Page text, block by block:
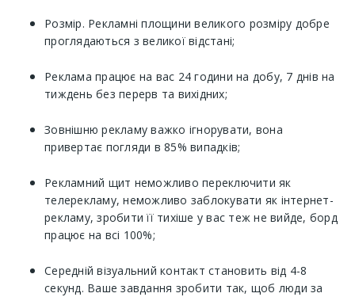
Розмір. Рекламні площини великого розміру добре
проглядаються з великої відстані;
Реклама працює на вас 24 години на добу, 7 днів на
тиждень без перерв та вихідних;
Зовнішню рекламу важко ігнорувати, вона
привертає погляди в 85% випадків;
Рекламний щит неможливо переключити як
телерекламу, неможливо заблокувати як інтернет-
рекламу, зробити її тихіше у вас теж не вийде, борд
працює на всі 100%;
Середній візуальний контакт становить від 4-8
секунд. Ваше завдання зробити так, щоб люди за